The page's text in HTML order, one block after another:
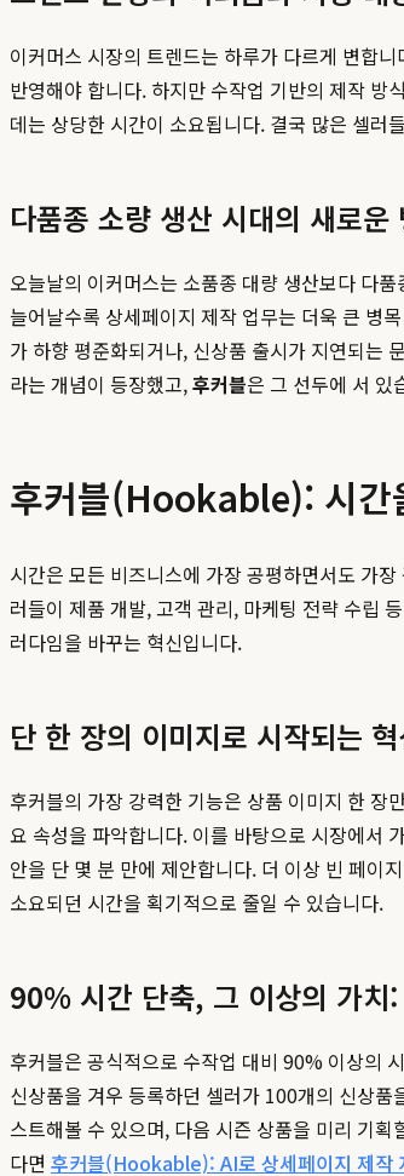
이커머스 시장의 트렌드는 하루가 다르게 변합
반영해야 합니다. 하지만 수작업 기반의 제작 방
데는 상당한 시간이 소요됩니다. 결국 많은 셀러
다품종 소량 생산 시대의 새로운
오늘날의 이커머스는 소품종 대량 생산보다 다
늘어날수록 상세페이지 제작 업무는 더욱 큰 병
가 하향 평준화되거나, 신상품 출시가 지연되는
라는 개념이 등장했고,후커블은 그 선두에 서 있
후커블(Hookable): 시간
시간은 모든 비즈니스에 가장 공평하면서도 가
러들이 제품 개발, 고객 관리, 마케팅 전략 수립
러다임을 바꾸는 혁신입니다.
단 한 장의 이미지로 시작되는
후커블의 가장 강력한 기능은 상품 이미지 한
요 속성을 파악합니다. 이를 바탕으로 시장에서
안을 단 몇 분 만에 제안합니다. 더 이상 빈 페이
소요되던 시간을 획기적으로 줄일 수 있습니다.
90% 시간 단축, 그 이상의 가치
후커블은 공식적으로 수작업 대비 90% 이상의
신상품을 겨우 등록하던 셀러가 100개의 신상
스트해볼 수 있으며, 다음 시즌 상품을 미리 기획
다면 후커블(Hookable): AI로 상세페이지 제작